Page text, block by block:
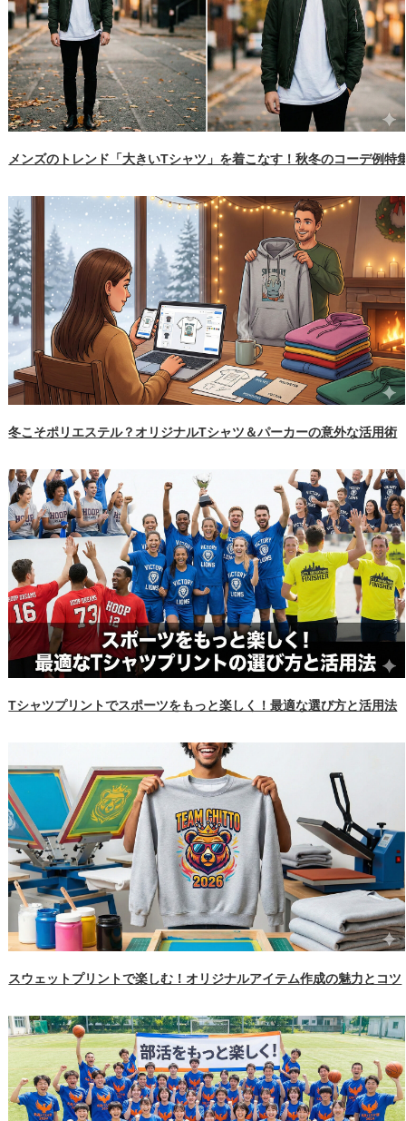
メンズのトレンド「大きいTシャツ」を着こなす！秋冬のコーデ例特
冬こそポリエステル？オリジナルTシャツ＆パーカーの意外な活用術
Tシャツプリントでスポーツをもっと楽しく！最適な選び方と活用法
スウェットプリントで楽しむ！オリジナルアイテム作成の魅力とコツ